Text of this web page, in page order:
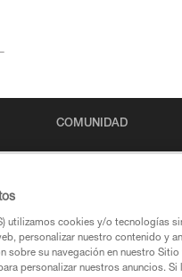
COMUNIDAD
utilizamos cookies y/o tecnologías
personalizar nuestro contenido y
sobre su navegación en nuestro
personalizar nuestros anuncios.